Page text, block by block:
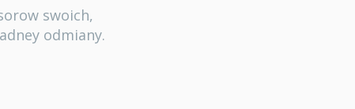
swoich,
odmiany.